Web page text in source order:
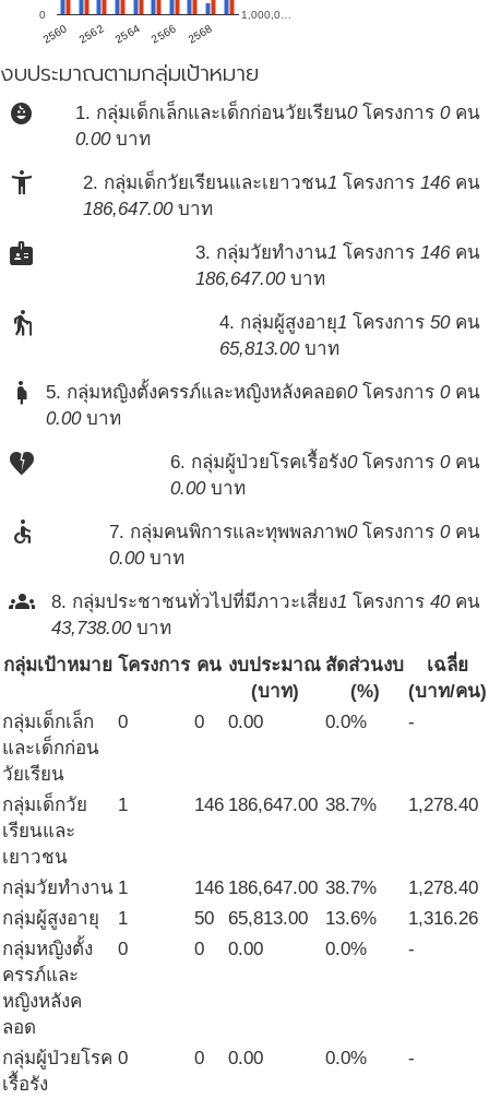
2560 2562 2564 2566 2568
0 1,000,0…
งบประมาณตามกลุ่มเป้าหมาย
child_care 1. กลุ่มเด็กเล็กและเด็กก่อนวัยเรียน0โครงการ 0คน
0.00บาท
accessibility_new 2. กลุ่มเด็กวัยเรียนและเยาวชน1 โครงการ 146คน
186,647.00บาท
badge 3. กลุ่มวัยทำงาน1 โครงการ 146คน
186,647.00บาท
elderly 4. กลุ่มผู้สูงอายุ1 โครงการ 50คน
65,813.00บาท
pregnant_woman 5. กลุ่มหญิงตั้งครรภ์และหญิงหลังคลอด0โครงการ 0คน
0.00บาท
heart_broken 6. กลุ่มผู้ป่วยโรคเรื้อรัง0โครงการ 0คน
0.00บาท
accessible 7. กลุ่มคนพิการและทุพพลภาพ0โครงการ 0คน
0.00บาท
groups 8. กลุ่มประชาชนทั่วไปที่มีภาวะเสี่ยง1 โครงการ 40คน
43,738.00บาท
กลุ่มเป้าหมาย โครงการ คน งบประมาณ
(บาท)
สัดส่วนงบ
(%)
เฉลี่ย
(บาท/คน)
กลุ่มเด็กเล็ก
และเด็กก่อน
วัยเรียน
0 0 0.00 0.0% -
กลุ่มเด็กวัย
เรียนและ
เยาวชน
1 146 186,647.00 38.7% 1,278.40
กลุ่มวัยทำงาน 1 146 186,647.00 38.7%
1,278.40
กลุ่มผู้สูงอายุ
1 50 65,813.00 13.6%
1,316.26
กลุ่มหญิงตั้ง
ครรภ์และ
หญิงหลังค
ลอด
0 0 0.00 0.0% -
กลุ่มผู้ป่วยโรค
เรื้อรัง
0 0 0.00 0.0% -